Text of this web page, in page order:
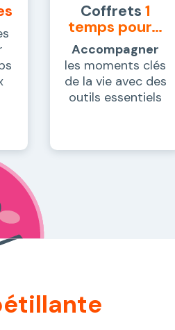
Coffrets 1
temps pour…
Accompagner
les moments clés
de la vie avec des
outils essentiels